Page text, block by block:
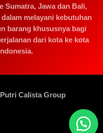
Sumatra, Jawa dan Bali,
melayani kebutuhan
barang khususnya bagi
dari kota ke kota
Calista Group